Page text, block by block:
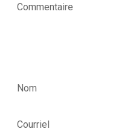
Commentaire
Nom
Courriel